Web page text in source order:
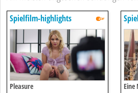
Spielfilm-highlights
Pleasure Eine